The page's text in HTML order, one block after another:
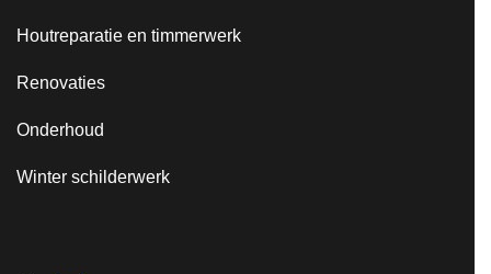
Houtreparatie en timmerwerk
Renovaties
Onderhoud
Winter schilderwerk